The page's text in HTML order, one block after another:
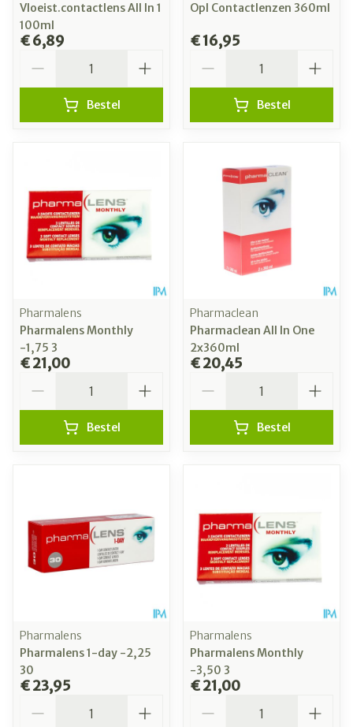
Vloeist.contactlens All In 1
100ml
€ 6,89
Bestel
Opl Contactlenzen 360ml
€ 16,95
Bestel
Pharmalens
Pharmalens Monthly
-1,75 3
€ 21,00
Bestel
Pharmaclean
Pharmaclean All In One
2x360ml
€ 20,45
Bestel
Pharmalens
Pharmalens 1-day -2,25
30
€ 23,95
Pharmalens
Pharmalens Monthly
-3,50 3
€ 21,00